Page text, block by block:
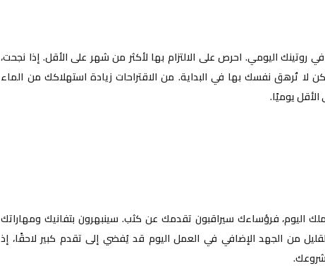
روتينك اليومي. احرص على الالتزام بها لأكثر من شهر على الأقل. إذا نجحت،
لا تُرهق نفسك بها في البداية. من الاقتراحات زيادة استهلاكك من الماء
اليوم، فرؤساءك سيراقبون تقدمك عن كثب. سينبهرون بتفانيك ومهاراتك
من الجهد الإضافي في العمل اليوم قد يُفضي إلى تقدم كبير لاحقًا، إذ